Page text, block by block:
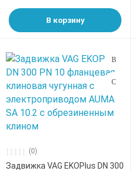
В корзину
(0)
Задвижка VAG EKOPlus DN 300